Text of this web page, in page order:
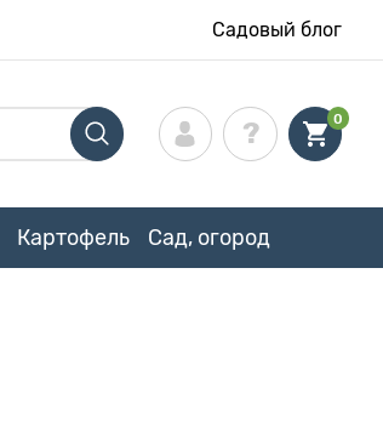
Садовый блог
0
Картофель Сад, огород